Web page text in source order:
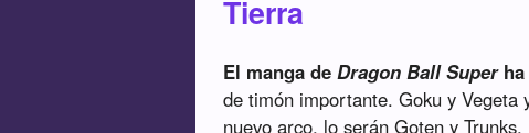
Tierra
El manga deDragon Ball Superha
de timón importante. Goku y Vegeta
nuevo arco, lo serán Goten y